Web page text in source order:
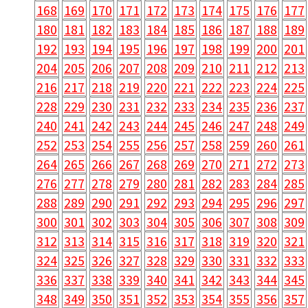
168 169 170 171 172 173 174 175 176 177
180 181 182 183 184 185 186 187 188 189
192 193 194 195 196 197 198 199 200 201
204 205 206 207 208 209 210 211 212 213
216 217 218 219 220 221 222 223 224 225
228 229 230 231 232 233 234 235 236 237
240 241 242 243 244 245 246 247 248 249
252 253 254 255 256 257 258 259 260 261
264 265 266 267 268 269 270 271 272 273
276 277 278 279 280 281 282 283 284 285
288 289 290 291 292 293 294 295 296 297
300 301 302 303 304 305 306 307 308 309
312 313 314 315 316 317 318 319 320 321
324 325 326 327 328 329 330 331 332 333
336 337 338 339 340 341 342 343 344 345
348 349 350 351 352 353 354 355 356 357